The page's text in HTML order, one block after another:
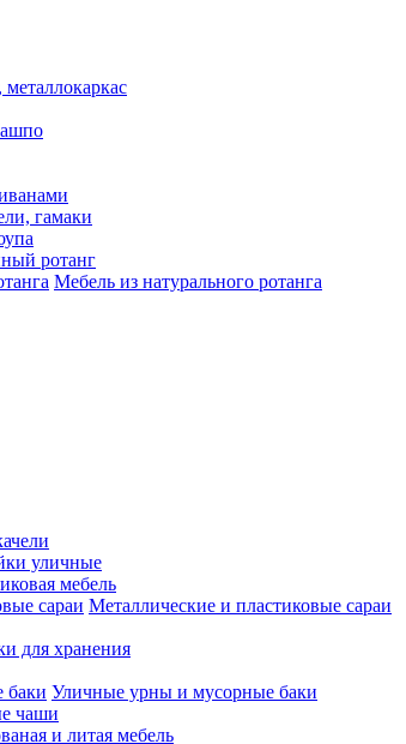
гамаки
ротанг
Мебель из натурального ротанга
уличные
мебель
Металлические и пластиковые сараи
для хранения
Уличные урны и мусорные баки
чаши
и литая мебель